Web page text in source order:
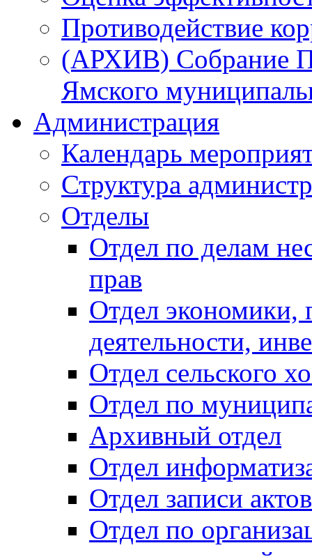
Противодействие
(АРХИВ) Собрание
Ямского
Администрация
Календарь
Структура
Отделы
Отдел по делам
прав
Отдел экономики,
деятельности,
Отдел сельского
Отдел по
Архивный отдел
Отдел
Отдел записи
Отдел по